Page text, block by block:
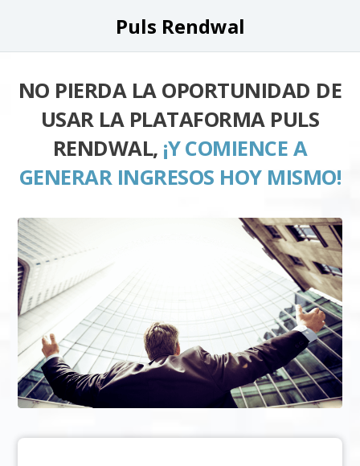
Puls Rendwal
NO PIERDA LA OPORTUNIDAD DE
USAR LA PLATAFORMA PULS
RENDWAL, ¡Y COMIENCE A
GENERAR INGRESOS HOY MISMO!